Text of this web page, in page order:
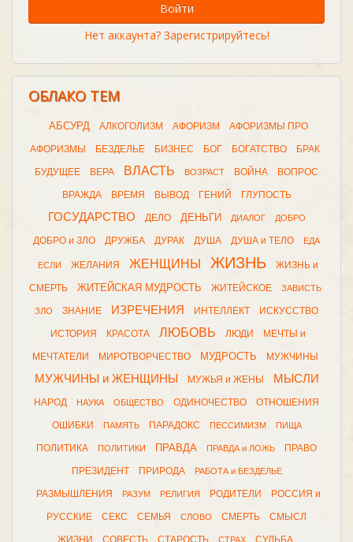
Войти
Нет аккаунта? Зарегистрируйтесь!
ОБЛАКО ТЕМ
АБСУРД АЛКОГОЛИЗМ АФОРИЗМ АФОРИЗМЫ ПРО
АФОРИЗМЫ БЕЗДЕЛЬЕ БИЗНЕС БОГ БОГАТСТВО БРАК
БУДУЩЕЕ ВЕРА ВЛАСТЬ ВОЗРАСТ ВОЙНА ВОПРОС
ВРАЖДА ВРЕМЯ ВЫВОД ГЕНИЙ ГЛУПОСТЬ
ГОСУДАРСТВО ДЕЛО ДЕНЬГИ ДИАЛОГ ДОБРО
ДОБРО и ЗЛО ДРУЖБА ДУРАК ДУША ДУША и ТЕЛО ЕДА
ЕСЛИ ЖЕЛАНИЯ ЖЕНЩИНЫ ЖИЗНЬ ЖИЗНЬ и
СМЕРТЬ ЖИТЕЙСКАЯ МУДРОСТЬ ЖИТЕЙСКОЕ ЗАВИСТЬ
ЗЛО ЗНАНИЕ ИЗРЕЧЕНИЯ ИНТЕЛЛЕКТ ИСКУССТВО
ИСТОРИЯ КРАСОТА ЛЮБОВЬ ЛЮДИ МЕЧТЫ и
МЕЧТАТЕЛИ МИРОТВОРЧЕСТВО МУДРОСТЬ МУЖЧИНЫ
МУЖЧИНЫ и ЖЕНЩИНЫ МУЖЬЯ и ЖЕНЫ МЫСЛИ
НАРОД НАУКА ОБЩЕСТВО ОДИНОЧЕСТВО ОТНОШЕНИЯ
ОШИБКИ ПАМЯТЬ ПАРАДОКС ПЕССИМИЗМ ПИЩА
ПОЛИТИКА ПОЛИТИКИ ПРАВДА ПРАВДА и ЛОЖЬ ПРАВО
ПРЕЗИДЕНТ ПРИРОДА РАБОТА и БЕЗДЕЛЬЕ
РАЗМЫШЛЕНИЯ РАЗУМ РЕЛИГИЯ РОДИТЕЛИ РОССИЯ и
РУССКИЕ СЕКС СЕМЬЯ СЛОВО СМЕРТЬ СМЫСЛ
ЖИЗНИ СОВЕСТЬ СТАРОСТЬ СТРАХ СУДЬБА